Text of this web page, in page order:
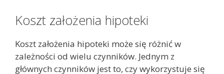
Koszt założenia hipoteki
Koszt założenia hipoteki może się różnić w
zależności od wielu czynników. Jednym z
głównych czynników jest to, czy wykorzystuje się